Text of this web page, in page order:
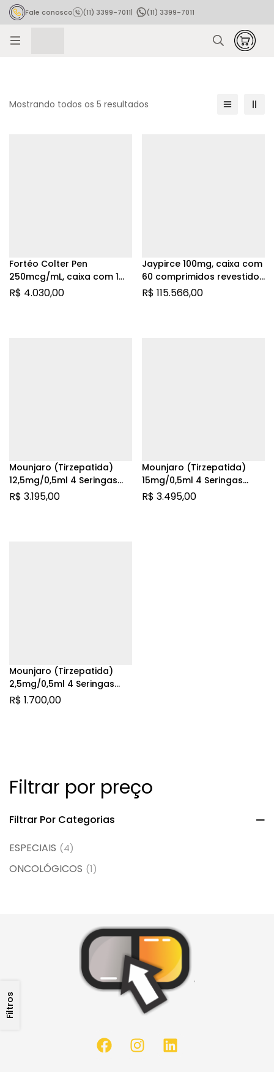
Fale conosco (11) 3399-7011|
(11) 3399-7011
Filtrar por preço
Filtrar Por Categorias
ESPECIAIS (4)
ONCOLÓGICOS (1)
Filtros
Mostrando todos os 5 resultados
Fortéo Colter Pen
250mcg/mL, caixa com 1
carpule com 2,4mL de
R$ 4.030,00
Jaypirce 100mg, caixa com
60 comprimidos revestidos
| Pirtobrutinibe
R$ 115.566,00
Mounjaro (Tirzepatida)
12,5mg/0,5ml 4 Seringas
Preenchidas
R$ 3.195,00
Mounjaro (Tirzepatida)
15mg/0,5ml 4 Seringas
Preenchidas
R$ 3.495,00
Mounjaro (Tirzepatida)
2,5mg/0,5ml 4 Seringas
Preenchidas
R$ 1.700,00